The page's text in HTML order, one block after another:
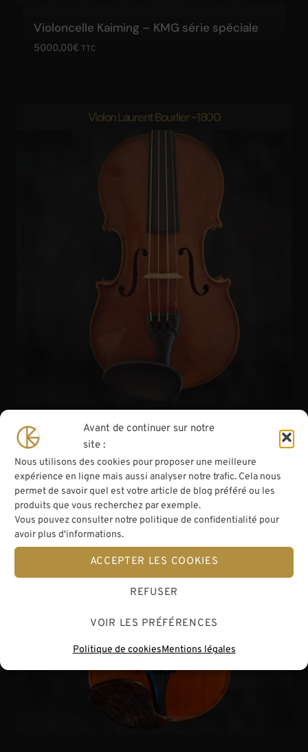
Avant de continuer sur notre
site :
Nous utilisons des cookies pour proposer une meilleure
expérience en ligne mais aussi analyser notre trafic. Cela nous
permet de savoir quel est votre article de blog préféré ou les
produits que vous recherchez par exemple.
Vous pouvez consulter notre politique de confidentialité pour
avoir plus d'informations.
ACCEPTER LES COOKIES
REFUSER
VOIR LES PRÉFÉRENCES
Politique de cookiesMentions légales
Violoncelle Kaiming – KMG série spéciale
5000,00€ TTC
Violon Laurent Bourlier ~1800
Violon 3/4 JTL « Breton » 20e